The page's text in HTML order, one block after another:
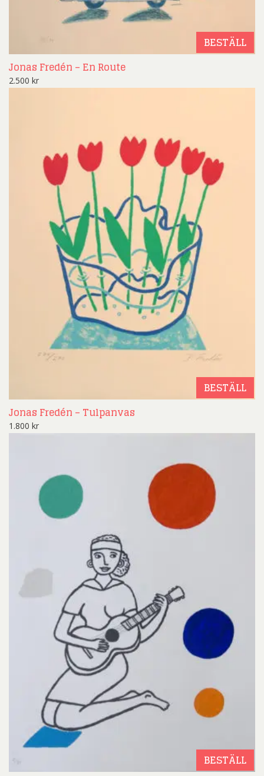
BESTÄLL
Jonas Fredén – En Route
2.500 kr
BESTÄLL
Jonas Fredén – Tulpanvas
1.800 kr
BESTÄLL